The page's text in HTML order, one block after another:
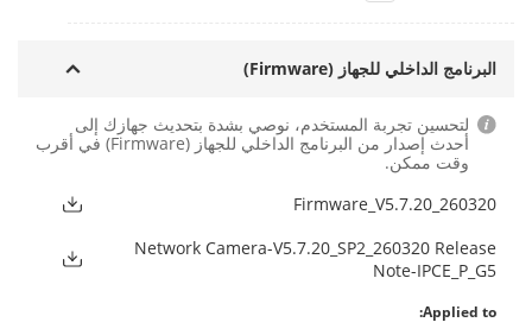
البرنامج الداخلي للجهاز (Firmware)
لتحسين تجربة المستخدم، نوصي بشدة بتحديث جهازك إلى
أحدث إصدار من البرنامج الداخلي للجهاز (Firmware) في أقرب
وقت ممكن.
Firmware_V5.7.20_260320
Network Camera-V5.7.20_SP2_260320 Release
Note-IPCE_P_G5
Applied to: